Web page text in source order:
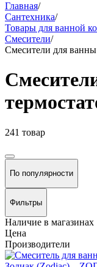
Главная/
Сантехника/
Товары для ванной
Смесители/
Смесители для
241 товар
По популярности
Фильтры
Наличие в магазинах
Цена
Производители